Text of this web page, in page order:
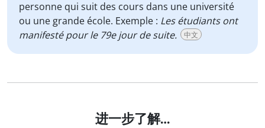
personne qui suit des cours dans une université
ou une grande école. Exemple : Les étudiants ont
manifesté pour le 79e jour de suite.
中文
进一步了解…